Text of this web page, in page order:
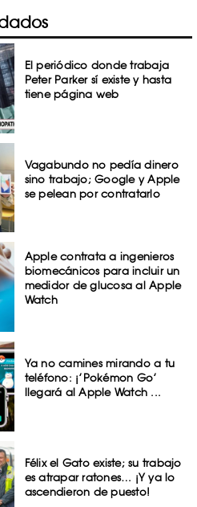
El periódico donde trabaja
Peter Parker sí existe y hasta
tiene página web
Vagabundo no pedía dinero
sino trabajo; Google y Apple
se pelean por contratarlo
Apple contrata a ingenieros
biomecánicos para incluir un
medidor de glucosa al Apple
Watch
Ya no camines mirando a tu
teléfono: ¡’Pokémon Go’
llegará al Apple Watch ...
Félix el Gato existe; su trabajo
es atrapar ratones… ¡Y ya lo
ascendieron de puesto!